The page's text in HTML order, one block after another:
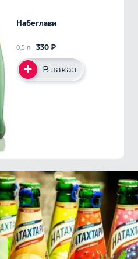
Набеглави
330 ₽
0,5 л
В заказ